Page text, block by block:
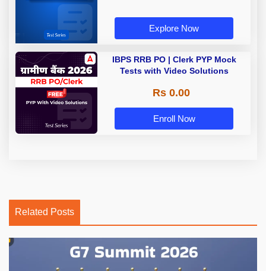
Explore Now
IBPS RRB PO | Clerk PYP Mock
Tests with Video Solutions
Rs 0.00
Enroll Now
Related Posts